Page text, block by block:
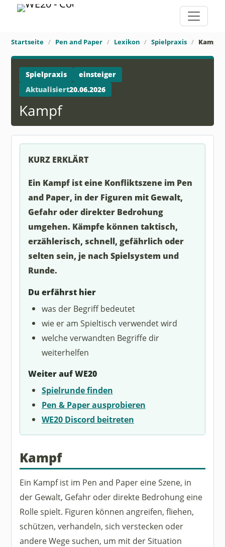
Startseite Pen and Paper Lexikon Spielpraxis Kampf
Spielpraxis
einsteiger
Aktualisiert20.06.2026
Kampf
KURZ ERKLÄRT
Ein Kampf ist eine Konfliktszene im Pen
and Paper, in der Figuren mit Gewalt,
Gefahr oder direkter Bedrohung
umgehen. Kämpfe können taktisch,
erzählerisch, schnell, gefährlich oder
selten sein, je nach Spielsystem und
Runde.
Du erfährst hier
was der Begriff bedeutet
wie er am Spieltisch verwendet wird
welche verwandten Begriffe dir
weiterhelfen
Weiter auf WE20
Spielrunde finden
Pen & Paper ausprobieren
WE20 Discord beitreten
Kampf
Ein Kampf ist im Pen and Paper eine Szene, in
der Gewalt, Gefahr oder direkte Bedrohung eine
Rolle spielt. Figuren können angreifen, fliehen,
schützen, verhandeln, sich verstecken oder
andere Wege suchen, um mit der Situation